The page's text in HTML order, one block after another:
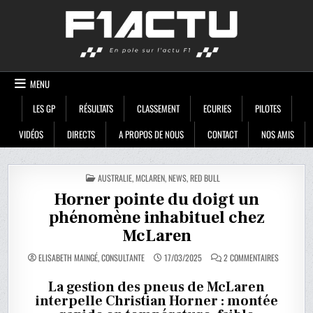
MENU
LES GP
RÉSULTATS CLASSEMENT ECURIES
PILOTES
VIDÉOS
DIRECTS A PROPOS DE NOUS CONTACT NOS AMIS
POSTED
IN
AUSTRALIE,MCLAREN,NEWS,RED BULL
Horner pointe du doigt un
phénomène inhabituel chez
McLaren
ELISABETH MAINGÉ, CONSULTANTE 17/03/2025 2 COMMENTAIRESSUR
HORNER
La gestion des pneus de McLaren
interpelle Christian Horner : montée